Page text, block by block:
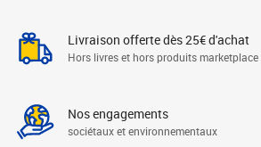
Livraison offerte dès 25€ d'achat
Hors livres et hors produits marketplace
Nos engagements
sociétaux et environnementaux